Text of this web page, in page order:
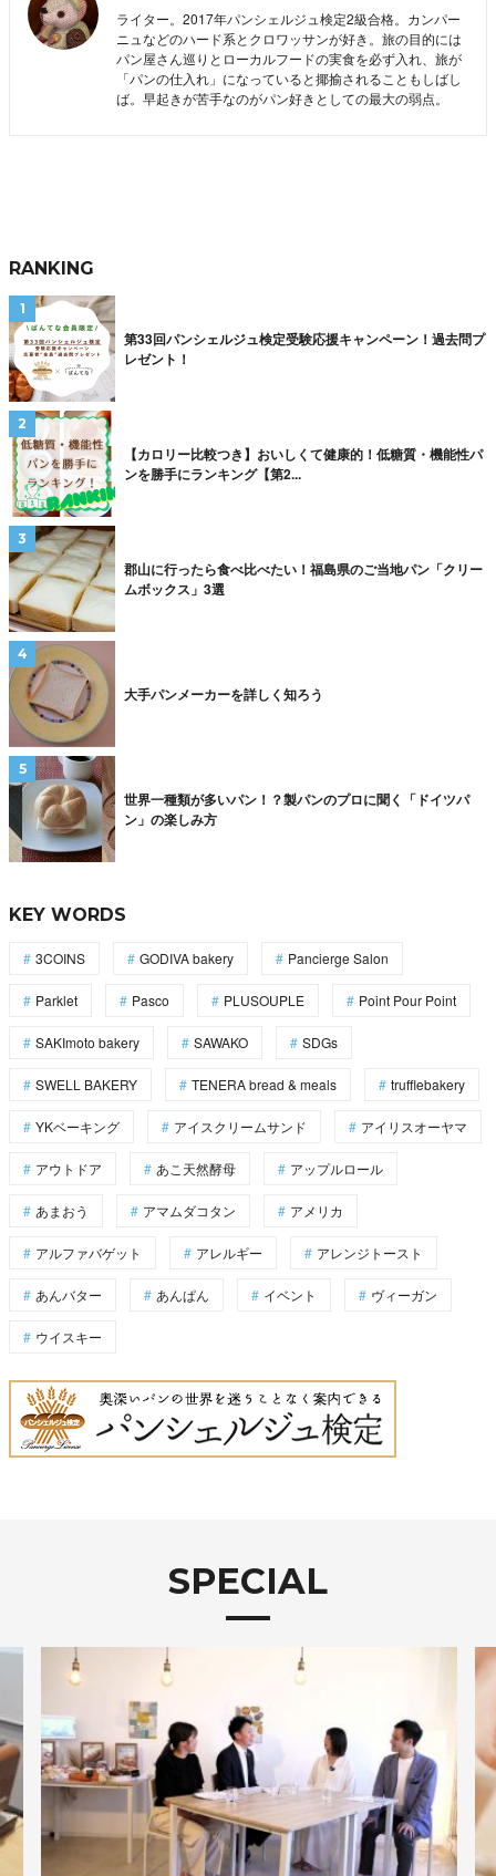
ライター。2017年パンシェルジュ検定2級合格。カンパー
ニュなどのハード系とクロワッサンが好き。旅の目的には
パン屋さん巡りとローカルフードの実食を必ず入れ、旅が
「パンの仕入れ」になっていると揶揄されることもしばし
ば。早起きが苦手なのがパン好きとしての最大の弱点。
RANKING
第33回パンシェルジュ検定受験応援キャンペーン！過去問プ
レゼント！
【カロリー比較つき】おいしくて健康的！低糖質・機能性パ
ンを勝手にランキング【第2...
郡山に行ったら食べ比べたい！福島県のご当地パン「クリー
ムボックス」3選
大手パンメーカーを詳しく知ろう
世界一種類が多いパン！？製パンのプロに聞く「ドイツパ
ン」の楽しみ方
KEY WORDS
3COINS GODIVA bakery Pancierge Salon
Parklet Pasco PLUSOUPLE Point Pour Point
SAKImoto bakery SAWAKO SDGs
SWELL BAKERY TENERA bread & meals trufflebakery
YKベーキング アイスクリームサンド アイリスオーヤマ
アウトドア あこ天然酵母 アップルロール
あまおう アマムダコタン アメリカ
アルファバゲット アレルギー アレンジトースト
あんバター あんぱん イベント ヴィーガン
ウイスキー
SPECIAL